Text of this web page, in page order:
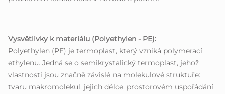
Vysvětlivky k materiálu (Polyethylen - PE):
Polyethylen (PE) je termoplast, který vzniká polymerací
ethylenu. Jedná se o semikrystalický termoplast, jehož
vlastnosti jsou značně závislé na molekulové struktuře:
tvaru makromolekul, jejich délce, prostorovém uspořádání